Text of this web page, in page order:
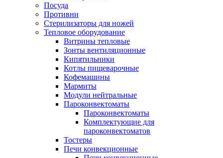
Посуда
Противни
Стерилизаторы для ножей
Тепловое оборудование
Витрины тепловые
Зонты вентиляционные
Кипятильники
Котлы пищеварочные
Кофемашины
Мармиты
Модули нейтральные
Пароконвектоматы
Пароконвектоматы
Комплектующие для
пароконвектоматов
Тостеры
Печи конвекционные